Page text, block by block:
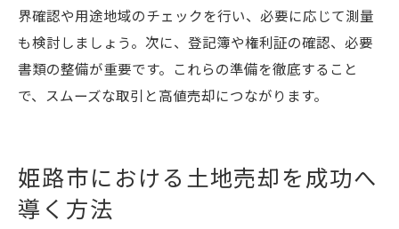
界確認や用途地域のチェックを行い、必要に応じて測量
も検討しましょう。次に、登記簿や権利証の確認、必要
書類の整備が重要です。これらの準備を徹底すること
で、スムーズな取引と高値売却につながります。
姫路市における土地売却を成功へ
導く方法